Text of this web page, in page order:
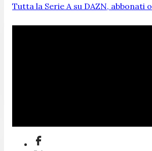
Tutta la Serie A su DAZN, abbonati